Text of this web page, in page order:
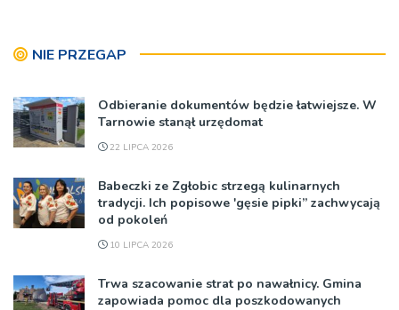
NIE PRZEGAP
Odbieranie dokumentów będzie łatwiejsze. W
Tarnowie stanął urzędomat
22 LIPCA 2026
Babeczki ze Zgłobic strzegą kulinarnych
tradycji. Ich popisowe 'gęsie pipki” zachwycają
od pokoleń
10 LIPCA 2026
Trwa szacowanie strat po nawałnicy. Gmina
zapowiada pomoc dla poszkodowanych